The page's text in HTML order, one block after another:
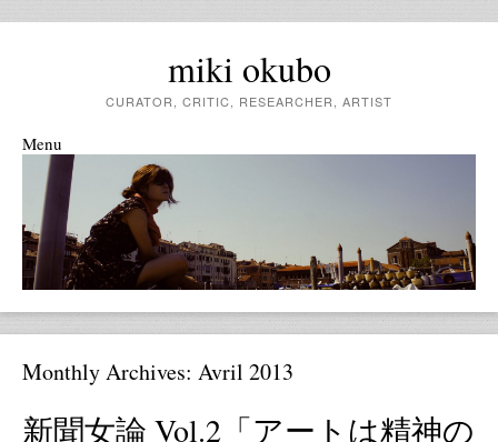
miki okubo
CURATOR, CRITIC, RESEARCHER, ARTIST
Menu
Skip to content
Monthly Archives: Avril 2013
新聞女論 Vol.2「アートは精神の